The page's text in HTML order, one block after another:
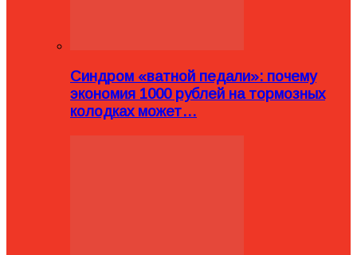
Синдром «ватной педали»: почему
экономия 1000 рублей на тормозных
колодках может…